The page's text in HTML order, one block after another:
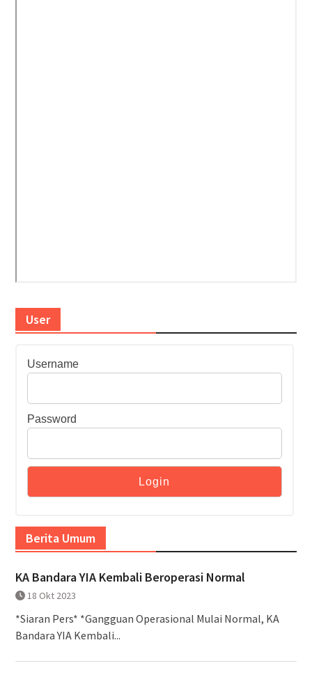
User
Username
Password
Berita Umum
KA Bandara YIA Kembali Beroperasi Normal
18 Okt 2023
*Siaran Pers* *Gangguan Operasional Mulai Normal, KA
Bandara YIA Kembali...